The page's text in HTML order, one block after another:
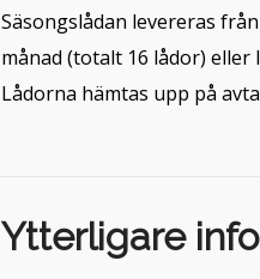
Säsongslådan levereras
månad (totalt 16 lådor) eller
Lådorna hämtas upp på
Ytterligare